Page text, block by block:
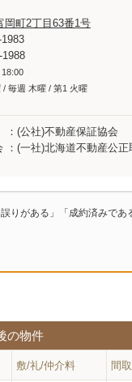
岡町2丁目63番1号
1988
/ 毎週 木曜 / 第1 火曜
(公社)不動産保証協会
(一社)北海道不動産公正
がある」「成約済みであ
の物件
敷/礼/仲介料 間